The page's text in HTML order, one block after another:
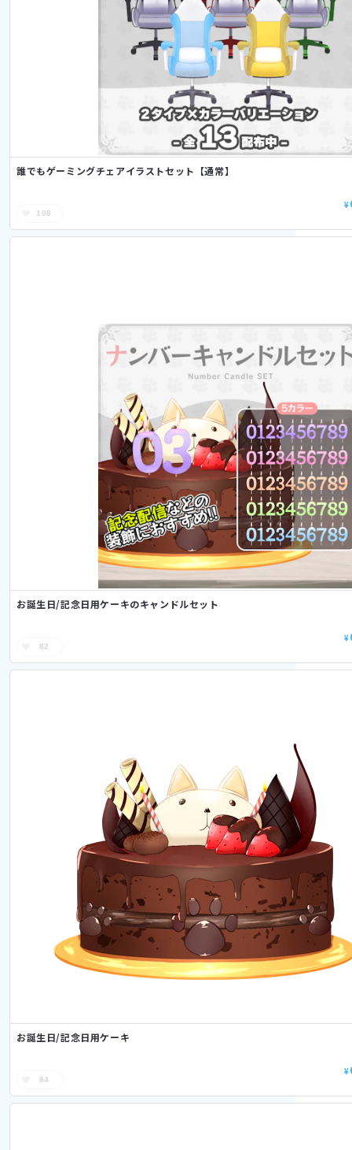
誰でもゲーミングチェアイラストセット【通常】
108
¥
お誕生日/記念日用ケーキのキャンドルセット
82
¥
お誕生日/記念日用ケーキ
84
¥